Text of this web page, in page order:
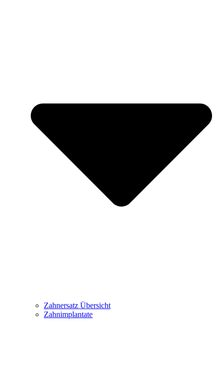
Zahnersatz Übersicht
Zahnimplantate